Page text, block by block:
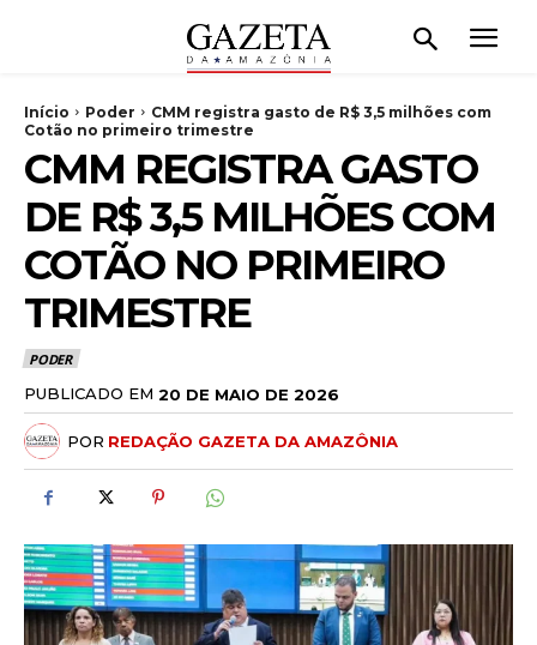
Início Poder
CMM registra gasto de R$ 3,5 milhões com
Cotão no primeiro trimestre
CMM REGISTRA GASTO
DE R$ 3,5 MILHÕES COM
COTÃO NO PRIMEIRO
TRIMESTRE
PODER
PUBLICADO EM 20 DE MAIO DE 2026
POR REDAÇÃO GAZETA DA AMAZÔNIA